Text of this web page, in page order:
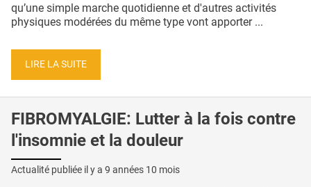
qu’une simple marche quotidienne et d'autres activités
physiques modérées du même type vont apporter ...
LIRE LA SUITE
FIBROMYALGIE: Lutter à la fois contre
l'insomnie et la douleur
Actualité publiée il y a 9 années 10 mois